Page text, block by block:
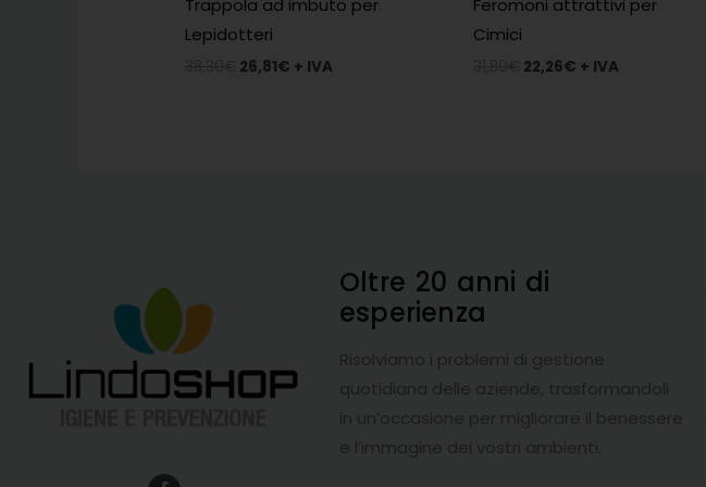
Trappola ad imbuto per
Lepidotteri
26,81€ + IVA
Feromoni attrattivi per
Cimici
22,26€ + IVA
Oltre 20 anni di
esperienza